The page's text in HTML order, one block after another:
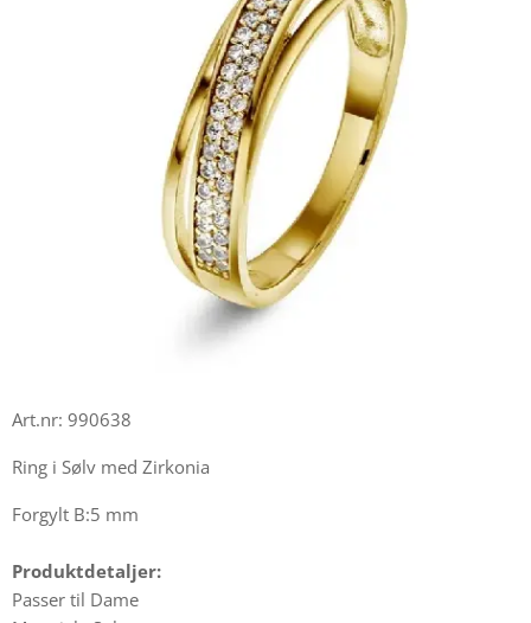
Art.nr: 990638
Ring i Sølv med Zirkonia
Forgylt B:5 mm
Produktdetaljer:
Passer til Dame